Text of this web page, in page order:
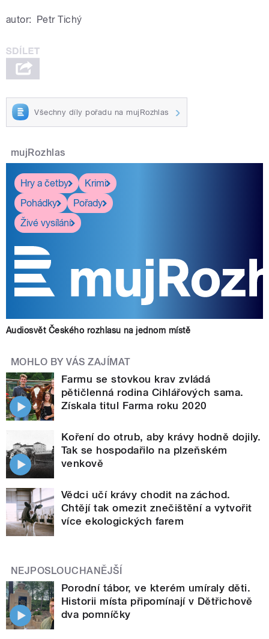
autor: Petr Tichý
Všechny díly pořadu na mujRozhlas
mujRozhlas
Hry a četby
Krimi
Pohádky
Pořady
Živé vysílání
Audiosvět Českého rozhlasu na jednom místě
MOHLO BY VÁS ZAJÍMAT
Farmu se stovkou krav zvládá
pětičlenná rodina Cihlářových sama.
Získala titul Farma roku 2020
Koření do otrub, aby krávy hodně dojily.
Tak se hospodařilo na plzeňském
venkově
Vědci učí krávy chodit na záchod.
Chtějí tak omezit znečištění a vytvořit
více ekologických farem
NEJPOSLOUCHANĚJŠÍ
Porodní tábor, ve kterém umíraly děti.
Historii místa připomínají v Dětřichově
dva pomníčky